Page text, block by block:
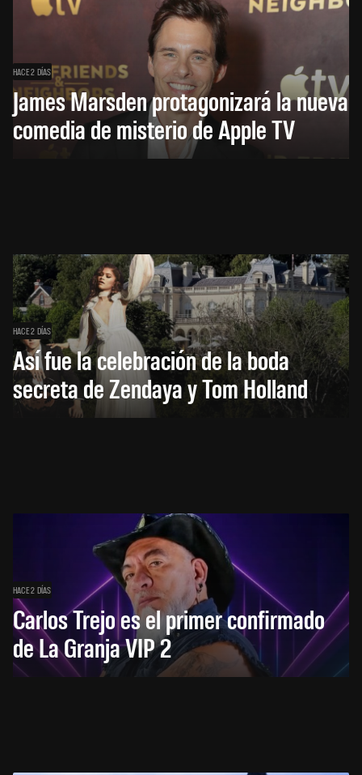
HACE 2 DÍAS
James Marsden protagonizará la nueva
comedia de misterio de Apple TV
HACE 2 DÍAS
Así fue la celebración de la boda
secreta de Zendaya y Tom Holland
HACE 2 DÍAS
Carlos Trejo es el primer confirmado
de La Granja VIP 2